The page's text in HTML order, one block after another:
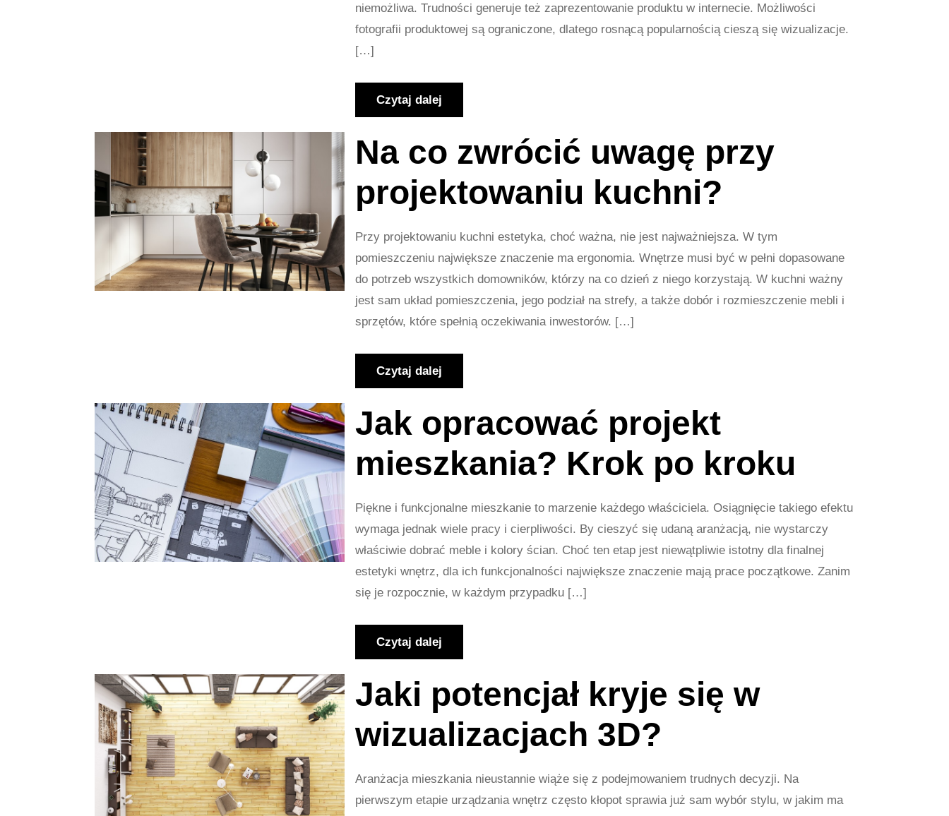
niemożliwa. Trudności generuje też zaprezentowanie produktu w internecie. Możliwości
fotografii produktowej są ograniczone, dlatego rosnącą popularnością cieszą się wizualizacje.
[…]
Czytaj dalej
Na co zwrócić uwagę przy
projektowaniu kuchni?
Przy projektowaniu kuchni estetyka, choć ważna, nie jest najważniejsza. W tym
pomieszczeniu największe znaczenie ma ergonomia. Wnętrze musi być w pełni dopasowane
do potrzeb wszystkich domowników, którzy na co dzień z niego korzystają. W kuchni ważny
jest sam układ pomieszczenia, jego podział na strefy, a także dobór i rozmieszczenie mebli i
sprzętów, które spełnią oczekiwania inwestorów. […]
Czytaj dalej
Jak opracować projekt
mieszkania? Krok po kroku
Piękne i funkcjonalne mieszkanie to marzenie każdego właściciela. Osiągnięcie takiego efektu
wymaga jednak wiele pracy i cierpliwości. By cieszyć się udaną aranżacją, nie wystarczy
właściwie dobrać meble i kolory ścian. Choć ten etap jest niewątpliwie istotny dla finalnej
estetyki wnętrz, dla ich funkcjonalności największe znaczenie mają prace początkowe. Zanim
się je rozpocznie, w każdym przypadku […]
Czytaj dalej
Jaki potencjał kryje się w
wizualizacjach 3D?
Aranżacja mieszkania nieustannie wiąże się z podejmowaniem trudnych decyzji. Na
pierwszym etapie urządzania wnętrz często kłopot sprawia już sam wybór stylu, w jakim ma